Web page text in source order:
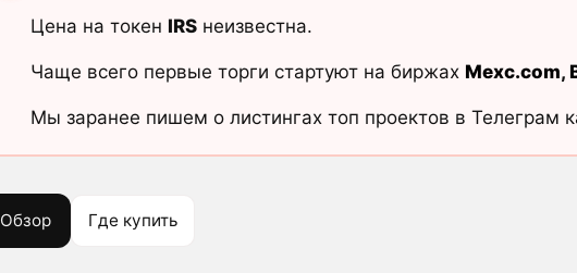
Цена на токен IRSнеизвестна.
Чаще всего первые торги стартуют на биржах Mexc.com,
Мы заранее пишем о листингах топ проектов в Телеграм
Обзор Где купить